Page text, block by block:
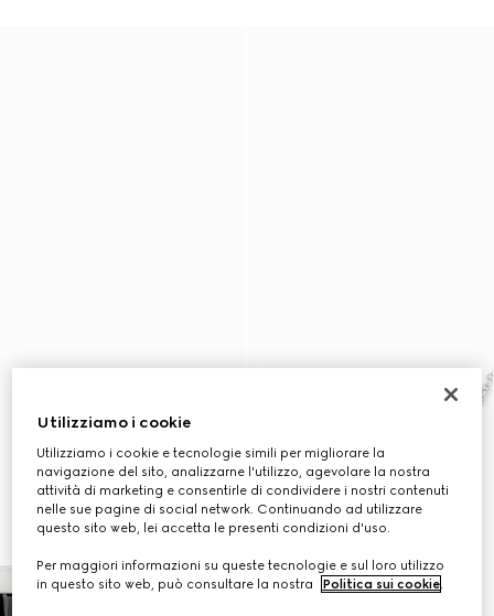
Utilizziamo i cookie
Utilizziamo i cookie e tecnologie simili per migliorare la
navigazione del sito, analizzarne l'utilizzo, agevolare la nostra
attività di marketing e consentirle di condividere i nostri contenuti
nelle sue pagine di social network. Continuando ad utilizzare
questo sito web, lei accetta le presenti condizioni d'uso.
Per maggiori informazioni su queste tecnologie e sul loro utilizzo
in questo sito web, può consultare la nostra
Politica sui cookie.